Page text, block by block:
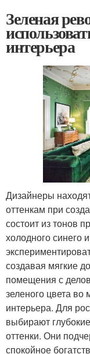
Зеленая
интерьера
Дизайнеры
оттенкам при
состоит из тонов
холодного синего
создавая мягкие
помещения с
зеленого цвета
интерьера. Для
выбирают
оттенки. Они
спокойное